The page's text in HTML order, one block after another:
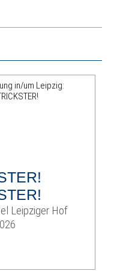
Leipziger Hof